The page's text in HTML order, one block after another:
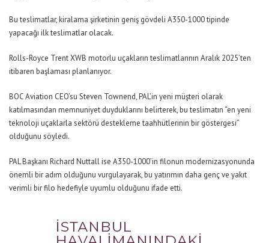
Bu teslimatlar, kiralama şirketinin geniş gövdeli A350-1000 tipinde
yapacağı ilk teslimatlar olacak.
Rolls-Royce Trent XWB motorlu uçakların teslimatlarının Aralık 2025’ten
itibaren başlaması planlanıyor.
BOC Aviation CEO’su Steven Townend, PAL’in yeni müşteri olarak
katılmasından memnuniyet duyduklarını belirterek, bu teslimatın “en yeni
teknoloji uçaklarla sektörü destekleme taahhütlerinin bir göstergesi”
olduğunu söyledi.
PAL Başkanı Richard Nuttall ise A350-1000’in filonun modernizasyonunda
önemli bir adım olduğunu vurgulayarak, bu yatırımın daha genç ve yakıt
verimli bir filo hedefiyle uyumlu olduğunu ifade etti.